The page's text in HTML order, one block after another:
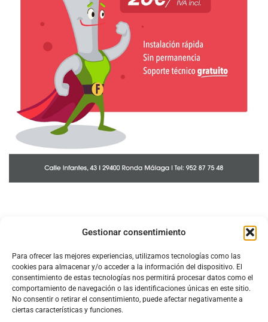
Gestionar consentimiento
Para ofrecer las mejores experiencias, utilizamos tecnologías como las
cookies para almacenar y/o acceder a la información del dispositivo. El
consentimiento de estas tecnologías nos permitirá procesar datos como el
comportamiento de navegación o las identificaciones únicas en este sitio.
No consentir o retirar el consentimiento, puede afectar negativamente a
ciertas características y funciones.